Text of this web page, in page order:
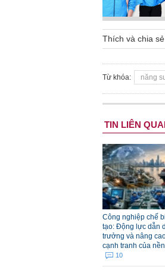
Thích và chia
Từ khóa: năng
TIN LIÊN
Công nghiệp chế
tạo: Động lực dẫn
trưởng và nâng
cạnh tranh của
10